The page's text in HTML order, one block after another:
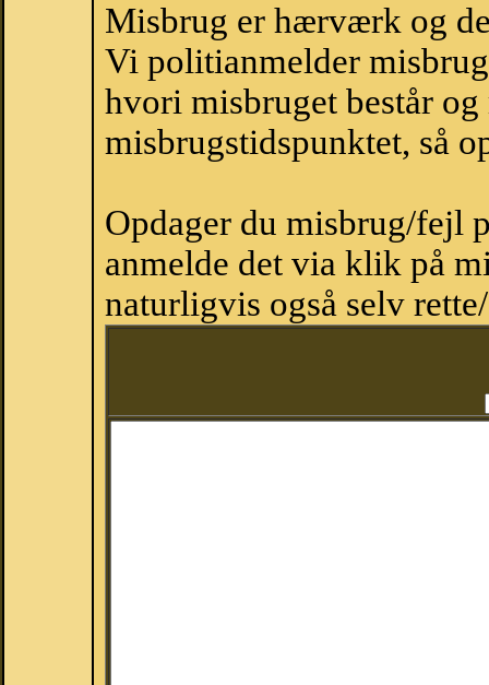
Misbrug er hærværk og
Vi politianmelder
hvori misbruget består
misbrugstidspunktet, så
Opdager du misbrug/fejl
anmelde det via klik på
naturligvis også selv